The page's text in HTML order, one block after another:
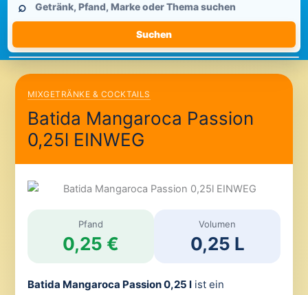
durchsuchen
⌕
Suchen
MIXGETRÄNKE & COCKTAILS
Batida Mangaroca Passion
0,25l EINWEG
Pfand
0,25 €
Volumen
0,25 L
Batida Mangaroca Passion 0,25 list ein